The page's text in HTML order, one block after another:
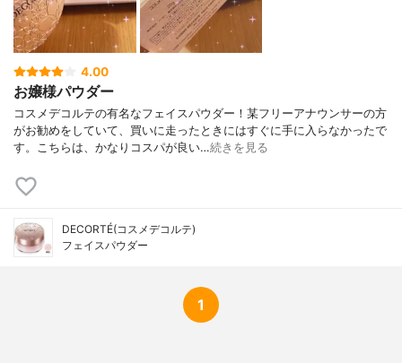
4.00
お嬢様パウダー
コスメデコルテの有名なフェイスパウダー！某フリーアナウンサーの方
がお勧めをしていて、買いに走ったときにはすぐに手に入らなかったで
す。こちらは、かなりコスパが良い…続きを見る
DECORTÉ(コスメデコルテ)
フェイスパウダー
1